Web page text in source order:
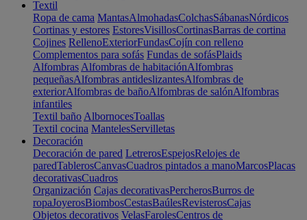
Textil
Ropa de cama MantasAlmohadasColchasSábanasNórdicos
Cortinas y estores EstoresVisillosCortinasBarras de cortina
Cojines RellenoExteriorFundasCojín con relleno
Complementos para sofás Fundas de sofásPlaids
Alfombras Alfombras de habitaciónAlfombras
pequeñasAlfombras antideslizantesAlfombras de
exteriorAlfombras de bañoAlfombras de salónAlfombras
infantiles
Textil baño AlbornocesToallas
Textil cocina MantelesServilletas
Decoración
Decoración de pared LetrerosEspejosRelojes de
paredTablerosCanvasCuadros pintados a manoMarcosPlacas
decorativasCuadros
Organización Cajas decorativasPercherosBurros de
ropaJoyerosBiombosCestasBaúlesRevisterosCajas
Objetos decorativos VelasFarolesCentros de